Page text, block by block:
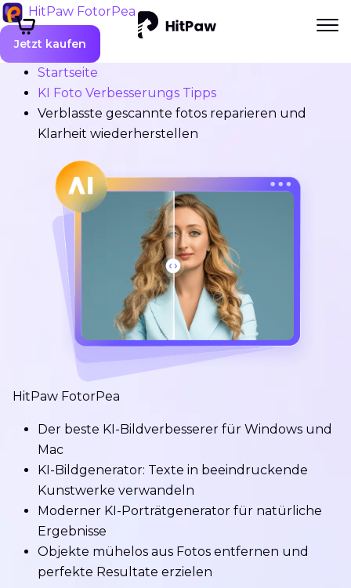
HitPaw FotorPea
Jetzt kaufen
Startseite
KI Foto Verbesserungs Tipps
Verblasste gescannte fotos reparieren und
Klarheit wiederherstellen
HitPaw FotorPea
Der beste KI-Bildverbesserer für Windows und
Mac
KI-Bildgenerator: Texte in beeindruckende
Kunstwerke verwandeln
Moderner KI-Porträtgenerator für natürliche
Ergebnisse
Objekte mühelos aus Fotos entfernen und
perfekte Resultate erzielen